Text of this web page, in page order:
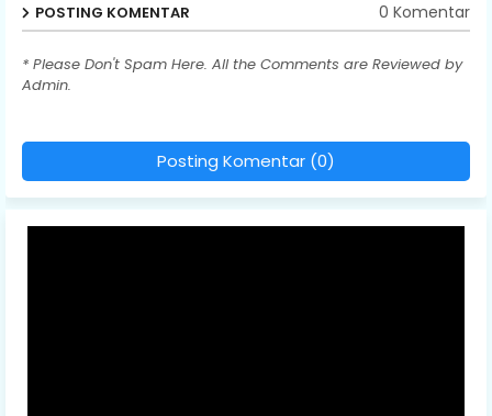
POSTING KOMENTAR 0 Komentar
* Please Don't Spam Here. All the Comments are Reviewed by
Admin.
Posting Komentar (0)